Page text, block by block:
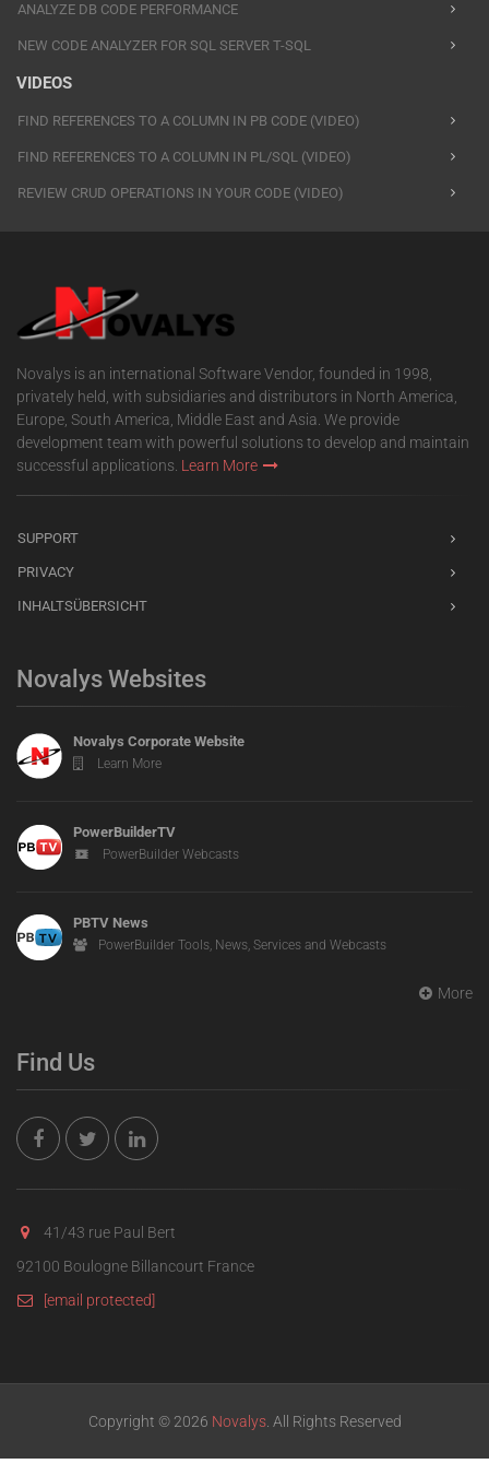
ANALYZE DB CODE PERFORMANCE
NEW CODE ANALYZER FOR SQL SERVER T-SQL
VIDEOS
FIND REFERENCES TO A COLUMN IN PB CODE (VIDEO)
FIND REFERENCES TO A COLUMN IN PL/SQL (VIDEO)
REVIEW CRUD OPERATIONS IN YOUR CODE (VIDEO)
Novalys is an international Software Vendor, founded in 1998,
privately held, with subsidiaries and distributors in North America,
Europe, South America, Middle East and Asia. We provide
development team with powerful solutions to develop and maintain
successful applications. Learn More
SUPPORT
PRIVACY
INHALTSÜBERSICHT
Novalys Websites
Novalys Corporate Website
Learn More
PowerBuilderTV
PowerBuilder Webcasts
PBTV News
PowerBuilder Tools, News, Services and Webcasts
More
Find Us
41/43 rue Paul Bert
92100 Boulogne Billancourt France
[email protected]
Copyright © 2026 Novalys. All Rights Reserved